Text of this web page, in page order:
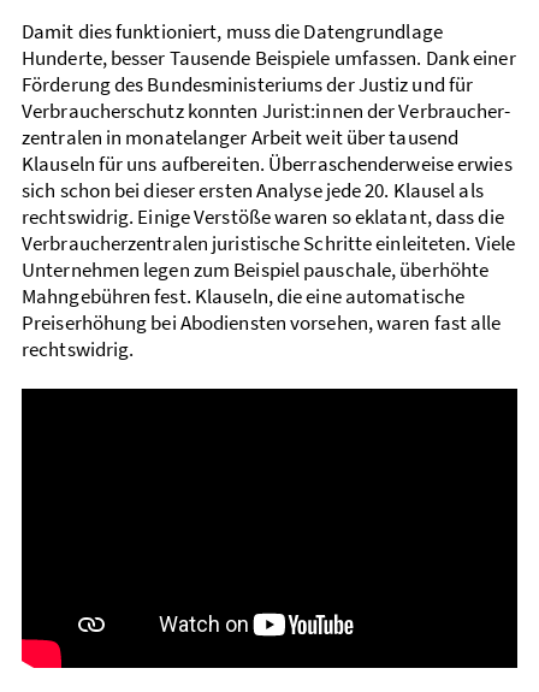
Damit dies funktioniert, muss die Daten­grund­lage
Hunderte, besser Tausende Beispiele umfassen. Dank einer
Förderung des Bundes­ministeriums der Justiz und für
Verbraucher­schutz konnten Jurist:innen der Verbraucher­
zentralen in monate­langer Arbeit weit über tausend
Klauseln für uns aufbereiten. Über­raschender­weise erwies
sich schon bei dieser ersten Analyse jede 20. Klausel als
rechts­widrig. Einige Verstöße waren so eklatant, dass die
Verbraucher­zentralen juristische Schritte einleiteten. Viele
Unternehmen legen zum Beispiel pauschale, überhöhte
Mahn­gebühren fest. Klauseln, die eine automatische
Preiserhöhung bei Abodiensten vorsehen, waren fast alle
rechtswidrig.